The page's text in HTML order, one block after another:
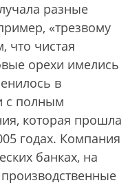
разные
«трезвому
что чистая
орехи имелись
в
с полным
которая прошла
годах. Компания
банках, на